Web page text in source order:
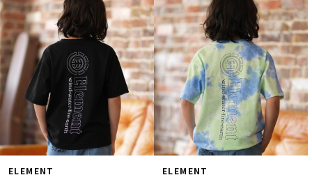
ELEMENT ELEMENT